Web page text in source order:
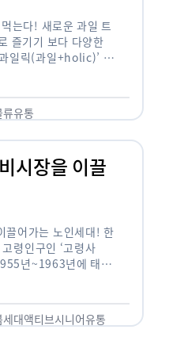
는다! 새로운 과일 트
즐기기 보다 다양한
일릭(과일+holic)’ 트
류유통
시장을 이끌
끌어가는 노인세대! 한
령인구인 ‘고령사
년~1963년에 태어
늙어가는 …
세대액티브시니어유통